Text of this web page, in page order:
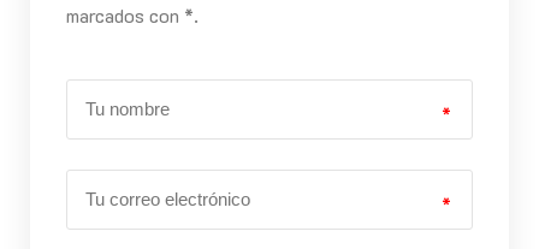
marcados con *.
*
*